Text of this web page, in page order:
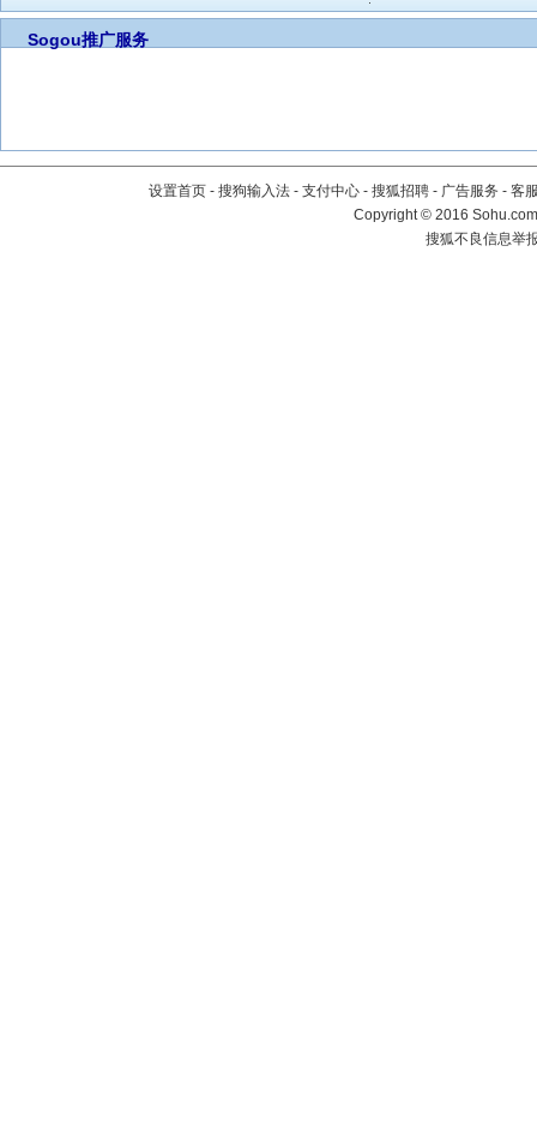
Sogou推广服务
设置首页 - 搜狗输入法 - 支付中心 - 搜狐招聘 - 广告服务 - 客
Copyright©2016
搜狐不良信息举